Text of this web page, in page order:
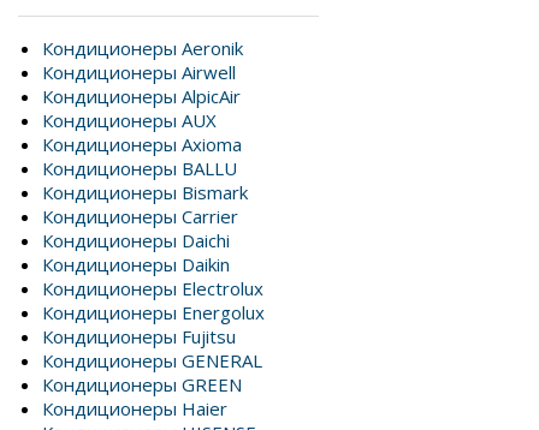
Кондиционеры Aeronik
Кондиционеры Airwell
Кондиционеры AlpicAir
Кондиционеры AUX
Кондиционеры Axioma
Кондиционеры BALLU
Кондиционеры Bismark
Кондиционеры Carrier
Кондиционеры Daichi
Кондиционеры Daikin
Кондиционеры Electrolux
Кондиционеры Energolux
Кондиционеры Fujitsu
Кондиционеры GENERAL
Кондиционеры GREEN
Кондиционеры Haier